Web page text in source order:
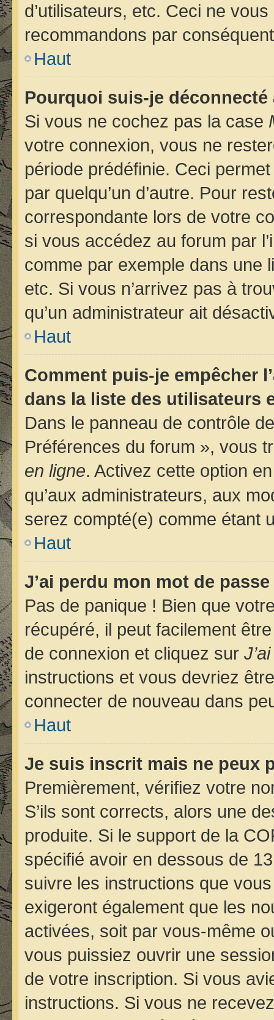
d’utilisateurs, etc. Ceci ne
recommandons par
Haut
Pourquoi suis-je
Si vous ne cochez pas la case
votre connexion, vous ne
période prédéfinie. Ceci
par quelqu’un d’autre. Pour
correspondante lors de votre
si vous accédez au forum par
comme par exemple dans une
etc. Si vous n’arrivez pas à
qu’un administrateur ait
Haut
Comment puis-je empêcher
dans la liste des utilisateurs
Dans le panneau de contrôle
Préférences du forum », vous
en ligne. Activez cette option
qu’aux administrateurs, aux
serez compté(e) comme étant
Haut
J’ai perdu mon mot de
Pas de panique ! Bien que
récupéré, il peut facilement
de connexion et cliquez sur
instructions et vous devriez
connecter de nouveau dans
Haut
Je suis inscrit mais ne peux
Premièrement, vérifiez votre
S’ils sont corrects, alors une
produite. Si le support de la
spécifié avoir en dessous de
suivre les instructions que
exigeront également que les
activées, soit par vous-même
vous puissiez ouvrir une
de votre inscription. Si vous
instructions. Si vous ne